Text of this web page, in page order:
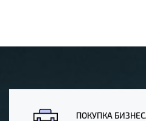
ПОКУПКА